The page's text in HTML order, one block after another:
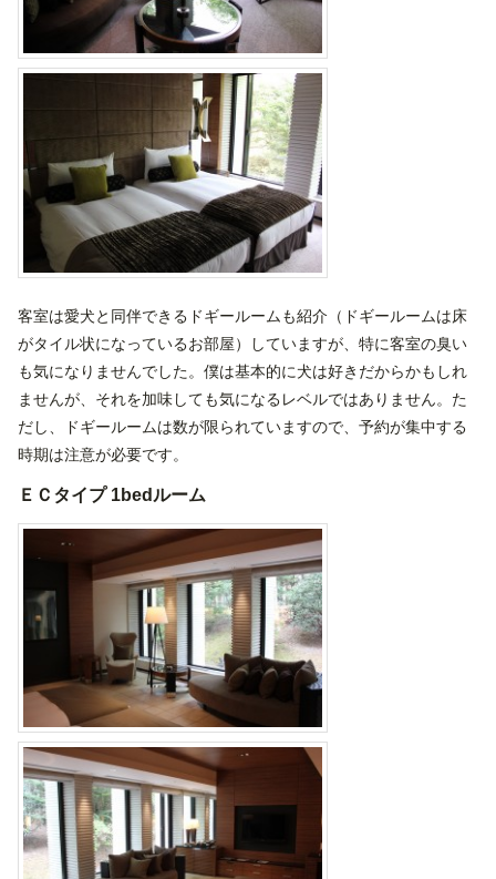
客室は愛犬と同伴できるドギールームも紹介（ドギールームは床
がタイル状になっているお部屋）していますが、特に客室の臭い
も気になりませんでした。僕は基本的に犬は好きだからかもしれ
ませんが、それを加味しても気になるレベルではありません。た
だし、ドギールームは数が限られていますので、予約が集中する
時期は注意が必要です。
ＥＣタイプ 1bedルーム